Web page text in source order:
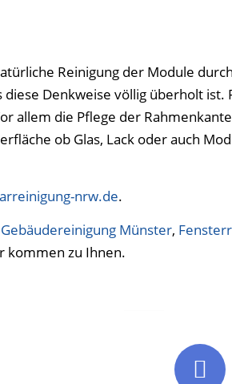
Reinigung der Module
diese Denkweise völlig überholt
allem die Pflege der
ob Glas, Lack oder auch
nrw.de.
Gebäudereinigung Münster,
kommen zu Ihnen.